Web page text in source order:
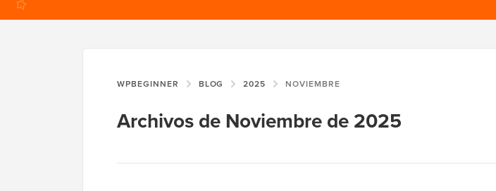
WPBEGINNER BLOG 2025 NOVIEMBRE
Archivos de Noviembre de 2025